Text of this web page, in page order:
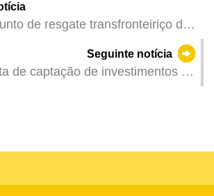
de resgate transfronteiriço da
2026” será realizado
e 22 de Maio. Apela-se aos
Seguinte notícia
de captação de investimentos de